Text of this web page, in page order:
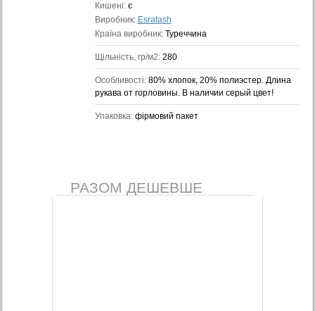
Кишені: є
Виробник: Esratash
Країна виробник: Туреччина
Щільність, гр/м2: 280
Особливості: 80% хлопок, 20% полиэстер. Длина
рукава от горловины. В наличии серый цвет!
Упаковка: фірмовий пакет
РАЗОМ ДЕШЕВШЕ